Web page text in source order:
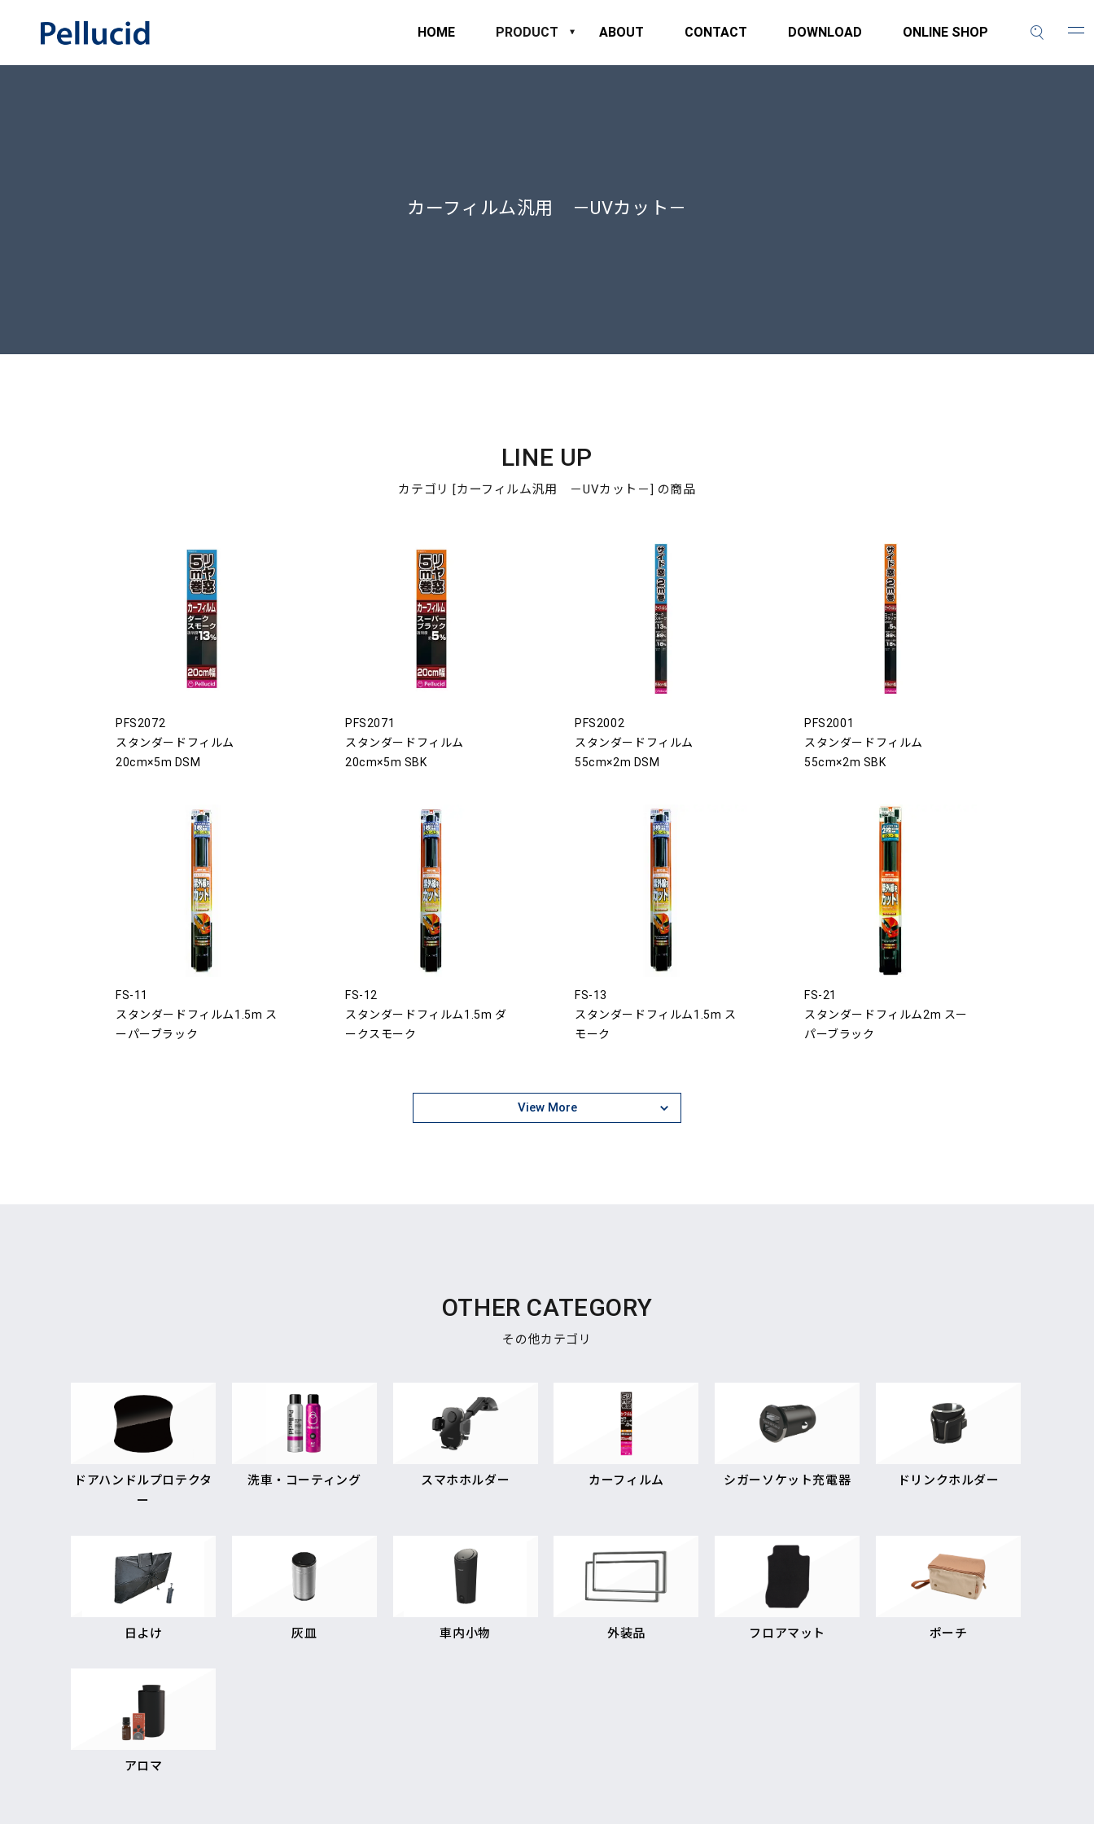
HOME PRODUCT ABOUT CONTACT DOWNLOAD ONLINE SHOP
カーフィルム汎用 －UVカット－
LINE UP
カテゴリ [カーフィルム汎用 －UVカット－] の商品
PFS2072
スタンダードフィルム
20cm×5m DSM
PFS2071
スタンダードフィルム
20cm×5m SBK
PFS2002
スタンダードフィルム
55cm×2m DSM
PFS2001
スタンダードフィルム
55cm×2m SBK
FS-11
スタンダードフィルム1.5m ス
ーパーブラック
FS-12
スタンダードフィルム1.5m ダ
ークスモーク
FS-13
スタンダードフィルム1.5m ス
モーク
FS-21
スタンダードフィルム2m スー
パーブラック
View More
OTHER CATEGORY
その他カテゴリ
ドアハンドルプロテクタ
ー
洗車・コーティング スマホホルダー カーフィルム シガーソケット充電器 ドリンクホルダー
日よけ 灰皿 車内小物 外装品 フロアマット ポーチ
アロマ